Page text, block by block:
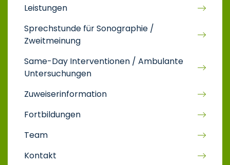
Leistungen
Sprechstunde für Sonographie /
Zweitmeinung
Same-Day Interventionen / Ambulante
Untersuchungen
Zuweiserinformation
Fortbildungen
Team
Kontakt